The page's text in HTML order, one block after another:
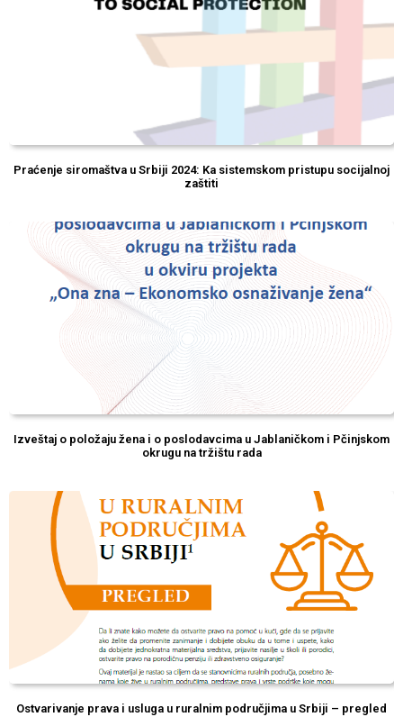
Praćenje siromaštva u Srbiji 2024: Ka sistemskom pristupu socijalnoj
zaštiti
Izveštaj o položaju žena i o poslodavcima u Jablaničkom i Pčinjskom
okrugu na tržištu rada
Ostvarivanje prava i usluga u ruralnim područjima u Srbiji – pregled